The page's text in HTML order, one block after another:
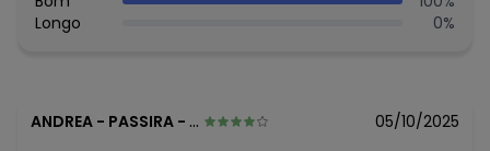
algum dia do mês, para o menor tamanho disponível.
agosto/2026
N/D*
abril/2026 N/D*
Longo
0%
ANDREA - PASSIRA - PE 05/10/2025